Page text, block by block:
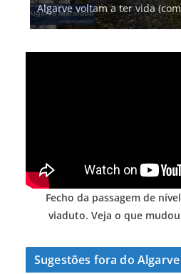
Algarve voltam a ter vida
Fecho da passagem de
viaduto. Veja o que
Sugestões fora do Algarve